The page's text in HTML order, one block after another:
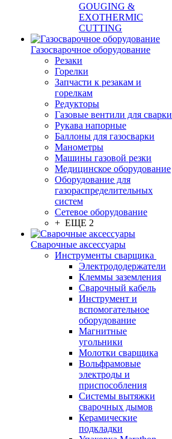
GOUGING &
EXOTHERMIC
CUTTING
Газосварочное оборудование
Резаки
Горелки
Запчасти к резакам и
горелкам
Редукторы
Газовые вентили для сварки
Рукава напорные
Баллоны для газосварки
Манометры
Машины газовой резки
Медицинское оборудование
Оборудование для
газораспределительных
систем
Сетевое оборудование
+ ЕЩЕ 2
Сварочные аксессуары
Инструменты сварщика
Электрододержатели
Клеммы заземления
Сварочный кабель
Инструмент и
вспомогательное
оборудование
Магнитные
угольники
Молотки сварщика
Вольфрамовые
электроды и
приспособления
Системы вытяжки
сварочных дымов
Керамические
подкладки